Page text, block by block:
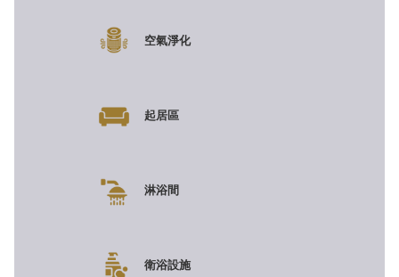
空氣淨化
起居區
淋浴間
衛浴設施